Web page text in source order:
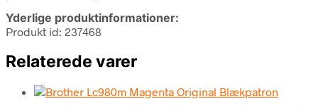
Yderlige produktinformationer:
Produkt id: 237468
Relaterede varer